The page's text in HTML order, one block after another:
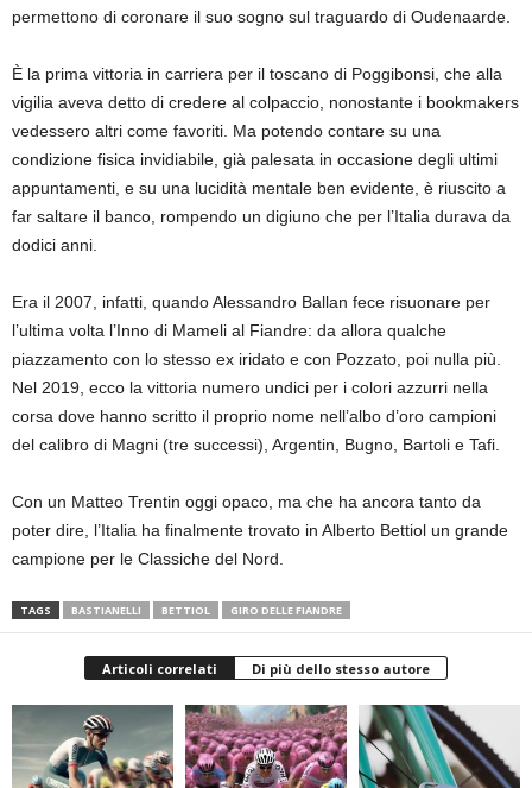
permettono di coronare il suo sogno sul traguardo di Oudenaarde.
È la prima vittoria in carriera per il toscano di Poggibonsi, che alla
vigilia aveva detto di credere al colpaccio, nonostante i bookmakers
vedessero altri come favoriti. Ma potendo contare su una
condizione fisica invidiabile, già palesata in occasione degli ultimi
appuntamenti, e su una lucidità mentale ben evidente, è riuscito a
far saltare il banco, rompendo un digiuno che per l’Italia durava da
dodici anni.
Era il 2007, infatti, quando Alessandro Ballan fece risuonare per
l’ultima volta l’Inno di Mameli al Fiandre: da allora qualche
piazzamento con lo stesso ex iridato e con Pozzato, poi nulla più.
Nel 2019, ecco la vittoria numero undici per i colori azzurri nella
corsa dove hanno scritto il proprio nome nell’albo d’oro campioni
del calibro di Magni (tre successi), Argentin, Bugno, Bartoli e Tafi.
Con un Matteo Trentin oggi opaco, ma che ha ancora tanto da
poter dire, l’Italia ha finalmente trovato in Alberto Bettiol un grande
campione per le Classiche del Nord.
TAGS BASTIANELLI BETTIOL GIRO DELLE FIANDRE
Articoli correlati Di più dello stesso autore